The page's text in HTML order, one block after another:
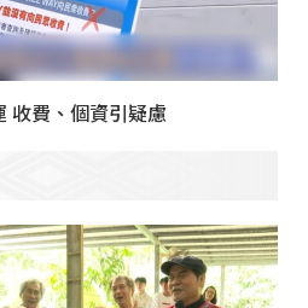
收費、個資引疑慮